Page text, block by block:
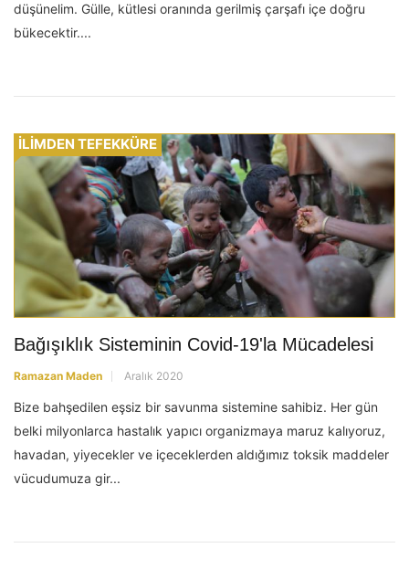
düşünelim. Gülle, kütlesi oranında gerilmiş çarşafı içe doğru
bükecektir....
İLİMDEN TEFEKKÜRE
Bağışıklık Sisteminin Covid-19'la Mücadelesi
Ramazan Maden Aralık 2020
Bize bahşedilen eşsiz bir savunma sistemine sahibiz. Her gün
belki milyonlarca hastalık yapıcı organizmaya maruz kalıyoruz,
havadan, yiyecekler ve içeceklerden aldığımız toksik maddeler
vücudumuza gir...